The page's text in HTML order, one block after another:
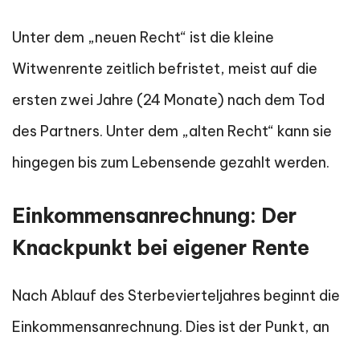
Unter dem „neuen Recht“ ist die kleine
Witwenrente zeitlich befristet, meist auf die
ersten zwei Jahre (24 Monate) nach dem Tod
des Partners. Unter dem „alten Recht“ kann sie
hingegen bis zum Lebensende gezahlt werden.
Einkommensanrechnung: Der
Knackpunkt bei eigener Rente
Nach Ablauf des Sterbevierteljahres beginnt die
Einkommensanrechnung. Dies ist der Punkt, an